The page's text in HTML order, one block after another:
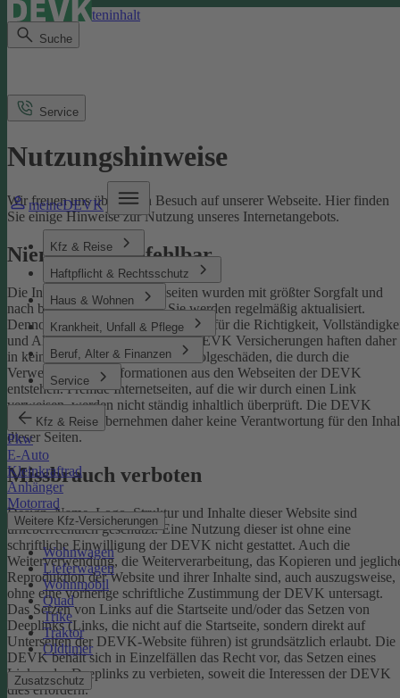
Direkt zum Seiteninhalt
Suche
meineDEVK
Kfz & Reise
Haftpflicht & Rechtsschutz
Haus & Wohnen
Krankheit, Unfall & Pflege
Beruf, Alter & Finanzen
Service
Kfz & Reise
Pkw
E-Auto
Kleinkraftrad
Anhänger
Motorrad
Weitere Kfz-Versicherungen
Wohnwagen
Lieferwagen
Wohnmobil
Quad
Trike
Traktor
Oldtimer
Zusatzschutz
Service
Nutzungshinweise
Wir freuen uns über Ihren Besuch auf unserer Webseite. Hier finden
Sie einige Hinweise zur Nutzung unseres Internetangebots.
Niemand ist unfehlbar
Die Inhalte der DEVK-Webseiten wurden mit größter Sorgfalt und
nach bestem Wissen erstellt. Sie werden regelmäßig aktualisiert.
Dennoch können wir keine Gewähr für die Richtigkeit,
und Aktualität übernehmen. Die DEVK Versicherungen haften daher
in keinem Fall für Schäden oder Folgeschäden, die durch die
Verwendung von Informationen aus den Webseiten der DEVK
entstehen. Fremde Internetseiten, auf die wir durch einen Link
verweisen, werden nicht ständig inhaltlich überprüft. Die DEVK
Versicherungen übernehmen daher keine Verantwortung für den
dieser Seiten.
Missbrauch verboten
Design, Name, Logo, Struktur und Inhalte dieser Website sind
urheberrechtlich geschützt. Eine Nutzung dieser ist ohne eine
schriftliche Einwilligung der DEVK nicht gestattet. Auch die
Weiterverwendung, die Weiterverarbeitung, das Kopieren und
Reproduktion der Website und ihrer Inhalte sind, auch auszugsweise,
ohne eine vorherige schriftliche Zustimmung der DEVK untersagt.
Das Setzen von Links auf die Startseite und/oder das Setzen von
Deeplinks (Links, die nicht auf die Startseite, sondern direkt auf
Unterseiten der DEVK-Website führen) ist grundsätzlich erlaubt. Die
DEVK behält sich in Einzelfällen das Recht vor, das Setzen eines
Links oder Deeplinks zu verbieten, soweit die Interessen der DEVK
dies erfordern.